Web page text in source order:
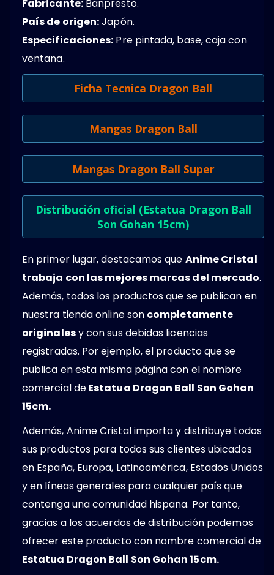
Fabricante:Banpresto.
País de origen:Japón.
Especificaciones: Pre pintada, base, caja con
ventana.
Ficha Tecnica Dragon Ball
Mangas Dragon Ball
Mangas Dragon Ball Super
Distribución oficial (Estatua Dragon Ball
Son Gohan 15cm)
En primer lugar, destacamos que Anime Cristal
trabaja con las mejores marcas del mercado.
Además, todos los productos que se publican en
nuestra tienda online son completamente
originalesy con sus debidas licencias
registradas. Por ejemplo, el producto que se
publica en esta misma página con el nombre
comercial deEstatua Dragon Ball Son Gohan
15cm.
Además, Anime Cristal importa y distribuye todos
sus productos para todos sus clientes ubicados
en España, Europa, Latinoamérica, Estados Unidos
y en líneas generales para cualquier país que
contenga una comunidad hispana. Por tanto,
gracias a los acuerdos de distribución podemos
ofrecer este producto con nombre comercial de
Estatua Dragon Ball Son Gohan 15cm.